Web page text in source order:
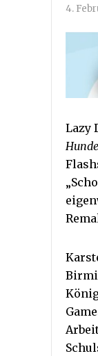
4.
Lazy
Hunde